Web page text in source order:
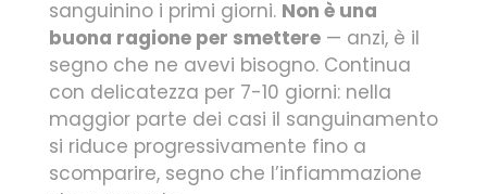
sanguinino i primi giorni. Non è una
buona ragione per smettere — anzi, è il
segno che ne avevi bisogno. Continua
con delicatezza per 7-10 giorni: nella
maggior parte dei casi il sanguinamento
si riduce progressivamente fino a
scomparire, segno che l’infiammazione